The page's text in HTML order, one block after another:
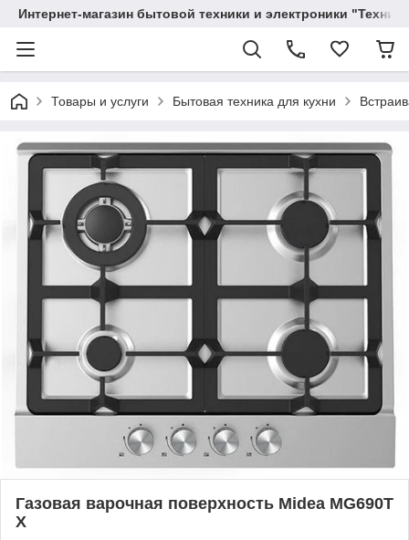
Интернет-магазин бытовой техники и электроники
Товары и услуги Бытовая техника для кухни
Газовая варочная поверхность Midea MG690T
X